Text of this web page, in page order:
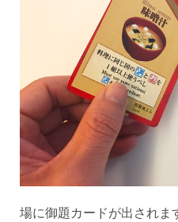
場に御題カードが出されま